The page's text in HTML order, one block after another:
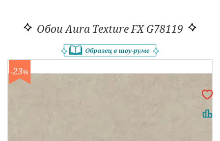
Обои Aura Texture FX G78119
-23%